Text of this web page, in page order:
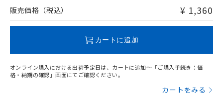
問い合わせください。
販売価格（税込） ¥ 1,360
カートに追加
オンライン購入における出荷予定日は、カートに追加～「ご購入手続き：価
格・納期の確認」画面にてご確認ください。
カートをみる